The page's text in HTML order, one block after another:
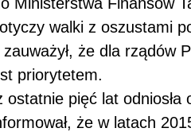
walki z oszustami
że dla rządów
priorytetem.
ostatnie pięć lat
że w latach